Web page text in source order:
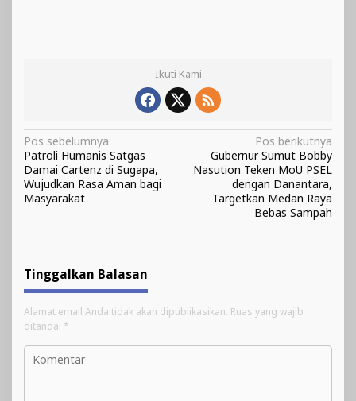
Ikuti Kami
Navigasi
pos
Pos sebelumnya
Patroli Humanis Satgas
Damai Cartenz di Sugapa,
Wujudkan Rasa Aman bagi
Masyarakat
Pos berikutnya
Gubernur Sumut Bobby
Nasution Teken MoU PSEL
dengan Danantara,
Targetkan Medan Raya
Bebas Sampah
Tinggalkan Balasan
Alamat email Anda tidak akan dipublikasikan. Ruas yang wajib
ditandai *